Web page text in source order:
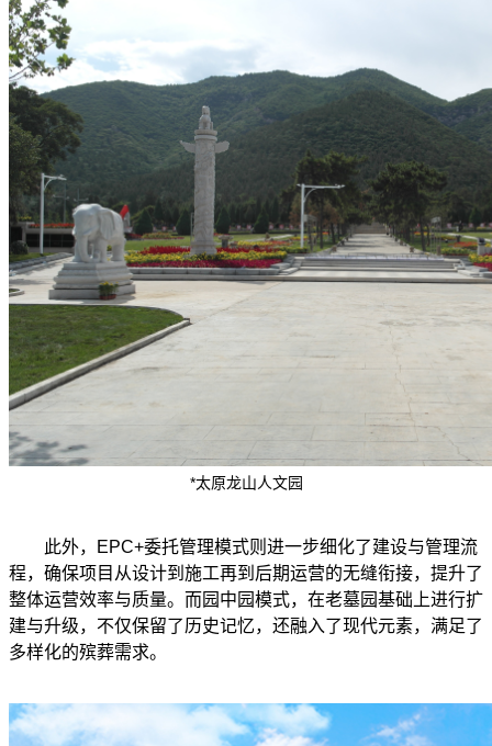
*太原龙山人文园
此外，EPC+委托管理模式则进一步细化了建设与管理流
程，确保项目从设计到施工再到后期运营的无缝衔接，提升了
整体运营效率与质量。而园中园模式，在老墓园基础上进行扩
建与升级，不仅保留了历史记忆，还融入了现代元素，满足了
多样化的殡葬需求。